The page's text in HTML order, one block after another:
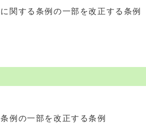
関する条例の一部を改正する条例
例の一部を改正する条例